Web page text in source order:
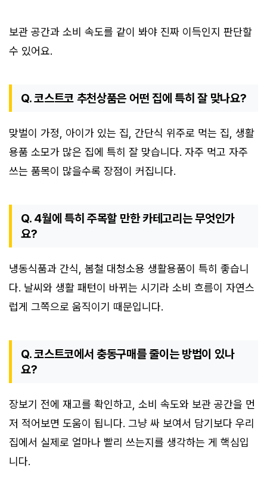
보관 공간과 소비 속도를 같이 봐야 진짜 이득인지 판단할
수 있어요.
Q. 코스트코 추천상품은 어떤 집에 특히 잘 맞나요?
맞벌이 가정, 아이가 있는 집, 간단식 위주로 먹는 집, 생활
용품 소모가 많은 집에 특히 잘 맞습니다. 자주 먹고 자주
쓰는 품목이 많을수록 장점이 커집니다.
Q. 4월에 특히 주목할 만한 카테고리는 무엇인가
요?
냉동식품과 간식, 봄철 대청소용 생활용품이 특히 좋습니
다. 날씨와 생활 패턴이 바뀌는 시기라 소비 흐름이 자연스
럽게 그쪽으로 움직이기 때문입니다.
Q. 코스트코에서 충동구매를 줄이는 방법이 있나
요?
장보기 전에 재고를 확인하고, 소비 속도와 보관 공간을 먼
저 적어보면 도움이 됩니다. 그냥 싸 보여서 담기보다 우리
집에서 실제로 얼마나 빨리 쓰는지를 생각하는 게 핵심입
니다.